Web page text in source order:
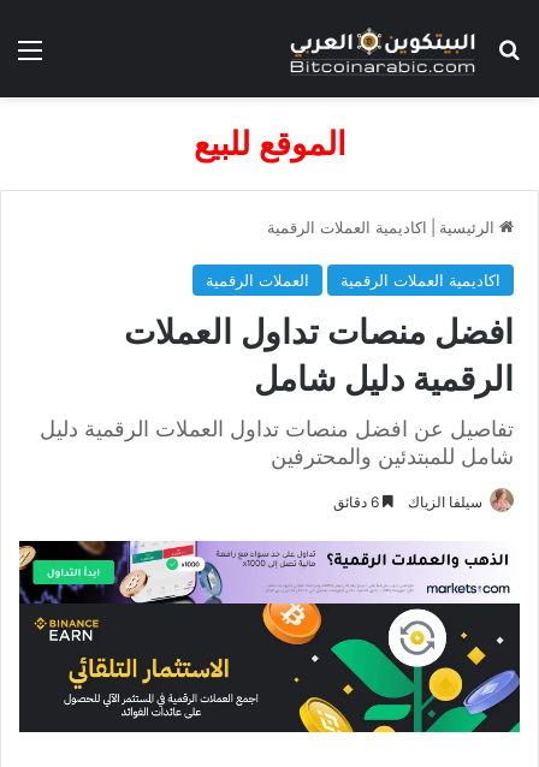
بحث عن
الموقع للبيع
الرئيسية اكاديمية العملات الرقمية
اكاديمية العملات الرقمية العملات الرقمية
افضل منصات تداول العملات
الرقمية دليل شامل
تفاصيل عن افضل منصات تداول العملات الرقمية دليل
شامل للمبتدئين والمحترفين
سيلفا الزياك